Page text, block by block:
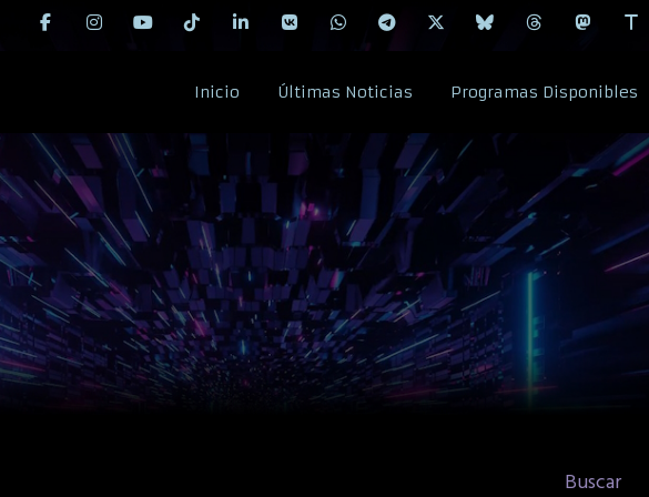
Inicio Últimas Noticias Programas Disponibles
Buscar